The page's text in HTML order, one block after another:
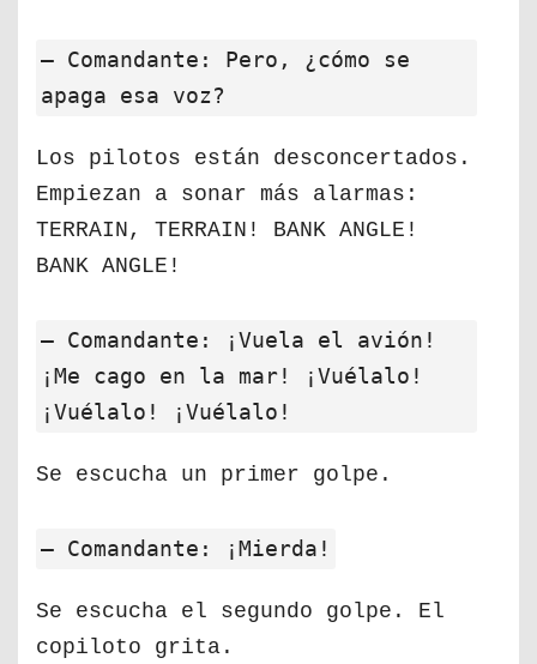
— Comandante: Pero, ¿cómo se
apaga esa voz?
Los pilotos están desconcertados.
Empiezan a sonar más alarmas:
TERRAIN, TERRAIN! BANK ANGLE!
BANK ANGLE!
— Comandante: ¡Vuela el avión!
¡Me cago en la mar! ¡Vuélalo!
¡Vuélalo! ¡Vuélalo!
Se escucha un primer golpe.
— Comandante: ¡Mierda!
Se escucha el segundo golpe. El
copiloto grita.